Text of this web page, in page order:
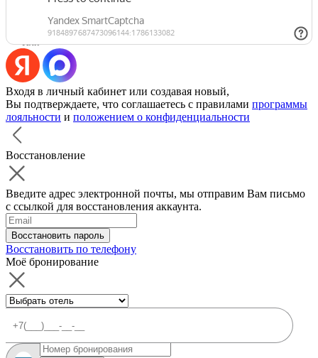
Запросить код
Уже есть аккаунт?Войти
Или
Входя в личный кабинет или создавая новый,
Вы подтверждаете, что соглашаетесь с правилами программы
лояльности и положением о конфиденциальности
Восстановление
Введите адрес электронной почты, мы отправим Вам письмо
с ссылкой для восстановления аккаунта.
Восстановить пароль
Восстановить по телефону
Моё бронирование